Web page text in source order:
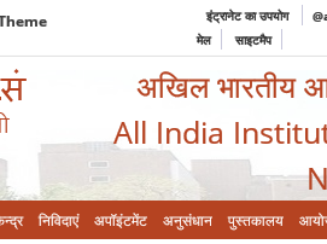
इंट्रानेट का उपयोग
मेल
साइटमैप
अखिल भारतीय
All India
निविदाएं अपॉइंटमेंट अनुसंधान पुस्तकालय